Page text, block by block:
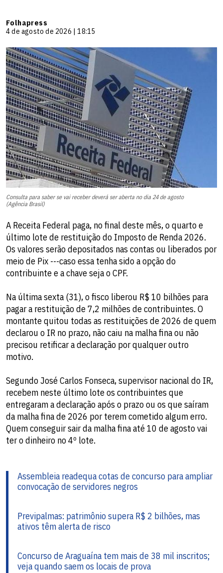
Folhapress
4 de agosto de 2026 | 18:15
Consulta para saber se vai receber deverá ser aberta no dia 24 de agosto
(Agência Brasil)
A Receita Federal paga, no final deste mês, o quarto e
último lote de restituição do Imposto de Renda 2026.
Os valores serão depositados nas contas ou liberados por
meio de Pix ---caso essa tenha sido a opção do
contribuinte e a chave seja o CPF.
Na última sexta (31), o fisco liberou R$ 10 bilhões para
pagar a restituição de 7,2 milhões de contribuintes. O
montante quitou todas as restituições de 2026 de quem
declarou o IR no prazo, não caiu na malha fina ou não
precisou retificar a declaração por qualquer outro
motivo.
Segundo José Carlos Fonseca, supervisor nacional do IR,
recebem neste último lote os contribuintes que
entregaram a declaração após o prazo ou os que saíram
da malha fina de 2026 por terem cometido algum erro.
Quem conseguir sair da malha fina até 10 de agosto vai
ter o dinheiro no 4º lote.
Assembleia readequa cotas de concurso para ampliar
convocação de servidores negros
Previpalmas: patrimônio supera R$ 2 bilhões, mas
ativos têm alerta de risco
Concurso de Araguaína tem mais de 38 mil inscritos;
veja quando saem os locais de prova